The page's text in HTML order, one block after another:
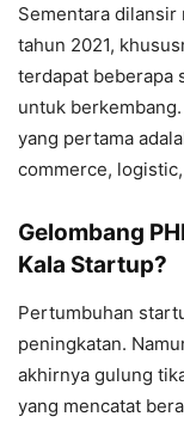
Sementara dilansir
tahun 2021,
terdapat beberapa
untuk
yang pertama
commerce,
Gelombang
Kala Startup?
Pertumbuhan
peningkatan.
akhirnya gulung
yang mencatat